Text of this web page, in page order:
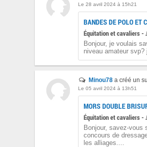
Le 28 avril 2024 à 15h21
BANDES DE POLO ET
Équitation et cavaliers -
Bonjour, je voulais
niveau amateur svp?
Minou78 a créé un
Le 05 avril 2024 à 13h51
MORS DOUBLE
Équitation et cavaliers -
Bonjour, savez-vous
concours de
les alliages....